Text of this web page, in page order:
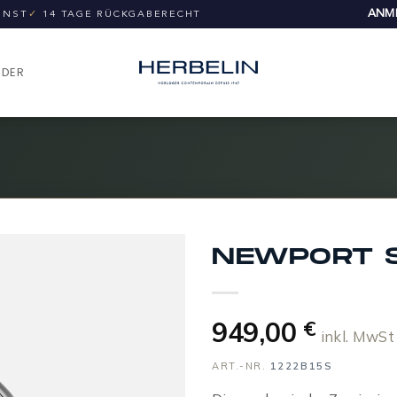
✓ 14 TAGE RÜCKGABERECHT
NEWPORT
949,00 € inkl. MwSt
ART.-NR. 1222B15S